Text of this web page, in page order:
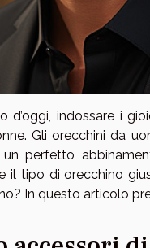
d’oggi, indossare i
Gli orecchini da
perfetto
il tipo di orecchino
In questo articolo